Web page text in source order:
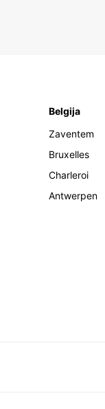
Belgija
Zaventem
Bruxelles
Charleroi
Antwerpen